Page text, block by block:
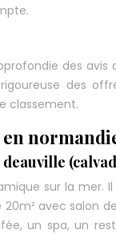
des
des
classement.
sur la mer. Il
avec salon
un spa, un